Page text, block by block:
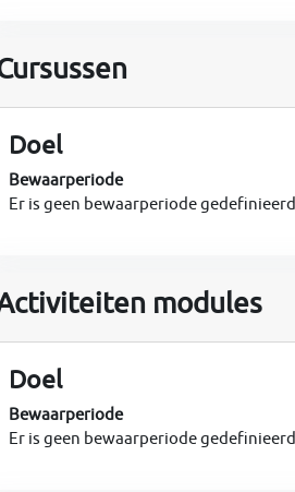
Doel
Bewaarperiode
Er is geen bewaarperiode gedefinieerd
modules
Doel
Bewaarperiode
Er is geen bewaarperiode gedefinieerd